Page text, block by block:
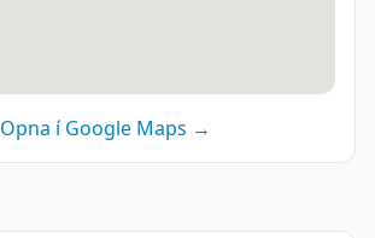
Opna í Google Maps →